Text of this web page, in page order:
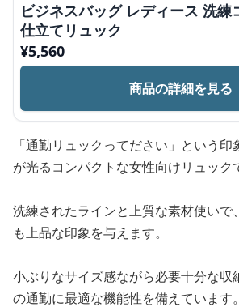
ビジネスバッグ レディース 洗練
仕立てリュック
¥5,560
商品の詳細を見る
「通勤リュックってださい」という
が光るコンパクトな女性向けリュック
洗練されたラインと上質な素材使いで
も上品な印象を与えます。
小ぶりなサイズ感ながら必要十分な収
の通勤に最適な機能性を備えています。